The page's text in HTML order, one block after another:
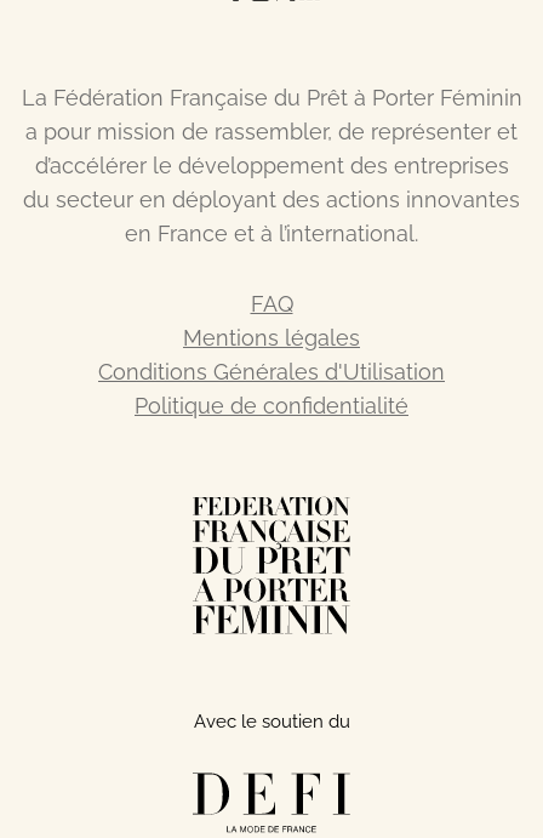
La Fédération Française du Prêt à Porter Féminin
a pour mission de rassembler, de représenter et
d’accélérer le développement des entreprises
du secteur en déployant des actions innovantes
en France et à l’international.
FAQ
Mentions légales
Conditions Générales d'Utilisation
Politique de confidentialité
Avec le soutien du